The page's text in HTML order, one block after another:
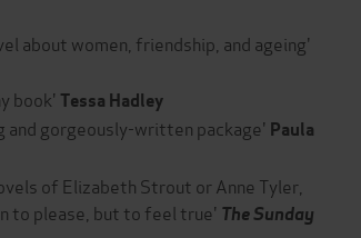
about women, friendship, and ageing'
book' Tessa Hadley
and gorgeously-written package' Paula
of Elizabeth Strout or Anne Tyler,
to please, but to feel true' The Sunday